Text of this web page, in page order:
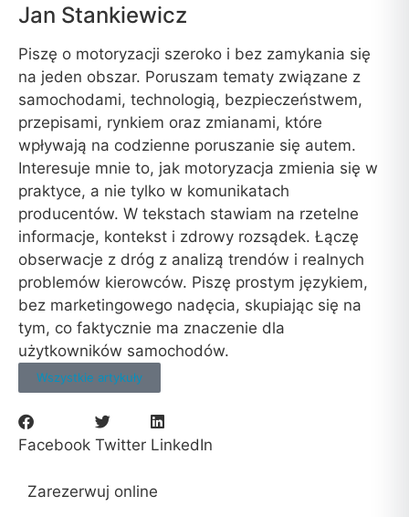
Jan Stankiewicz
Piszę o motoryzacji szeroko i bez zamykania się
na jeden obszar. Poruszam tematy związane z
samochodami, technologią, bezpieczeństwem,
przepisami, rynkiem oraz zmianami, które
wpływają na codzienne poruszanie się autem.
Interesuje mnie to, jak motoryzacja zmienia się w
praktyce, a nie tylko w komunikatach
producentów. W tekstach stawiam na rzetelne
informacje, kontekst i zdrowy rozsądek. Łączę
obserwacje z dróg z analizą trendów i realnych
problemów kierowców. Piszę prostym językiem,
bez marketingowego nadęcia, skupiając się na
tym, co faktycznie ma znaczenie dla
użytkowników samochodów.
Wszystkie artykuły
Facebook Twitter LinkedIn
Zarezerwuj online